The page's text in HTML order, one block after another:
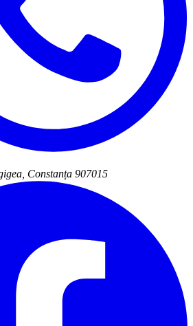
Constanța 907015